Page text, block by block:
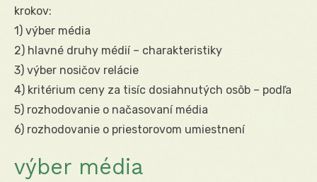
krokov:
1) výber média
2) hlavné druhy médií – charakteristiky
3) výber nosičov relácie
4) kritérium ceny za tisíc dosiahnutých osôb – podľa
5) rozhodovanie o načasovaní média
6) rozhodovanie o priestorovom umiestnení
výber média